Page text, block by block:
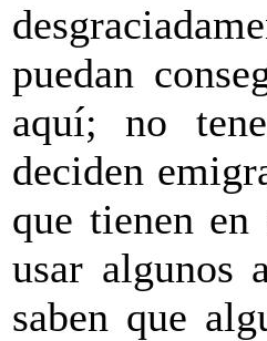
puedan
aquí; no
deciden
que tienen
usar algunos
saben que